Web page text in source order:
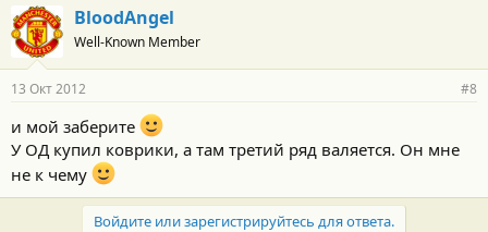
BloodAngel
Well-Known Member
13 Окт 2012 #8
и мой заберите
У ОД купил коврики, а там третий ряд валяется. Он мне
не к чему
Войдите или зарегистрируйтесь для ответа.